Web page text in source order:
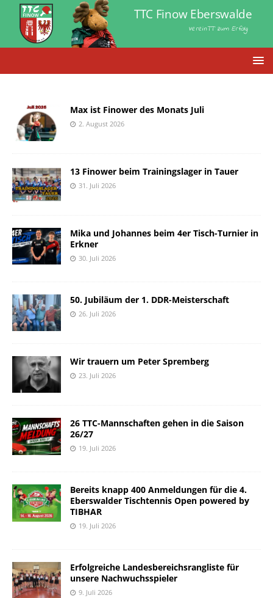
VereinTT zum Erfolg
TTC Finow Eberswalde
Max ist Finower des Monats Juli
2. August 2026
13 Finower beim Trainingslager in Tauer
31. Juli 2026
Mika und Johannes beim 4er Tisch-Turnier in
Erkner
30. Juli 2026
50. Jubiläum der 1. DDR-Meisterschaft
26. Juli 2026
Wir trauern um Peter Spremberg
23. Juli 2026
26 TTC-Mannschaften gehen in die Saison
26/27
19. Juli 2026
Bereits knapp 400 Anmeldungen für die 4.
Eberswalder Tischtennis Open powered by
TIBHAR
19. Juli 2026
Erfolgreiche Landesbereichsrangliste für
unsere Nachwuchsspieler
9. Juli 2026